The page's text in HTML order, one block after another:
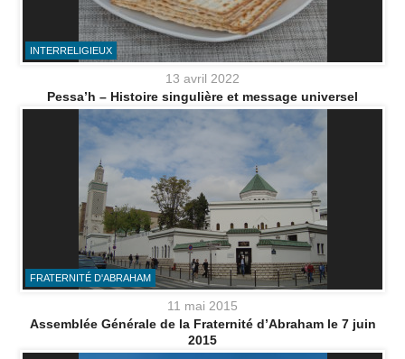
INTERRELIGIEUX
13 avril 2022
Pessa’h – Histoire singulière et message universel
FRATERNITÉ D'ABRAHAM
11 mai 2015
Assemblée Générale de la Fraternité d’Abraham le 7 juin
2015